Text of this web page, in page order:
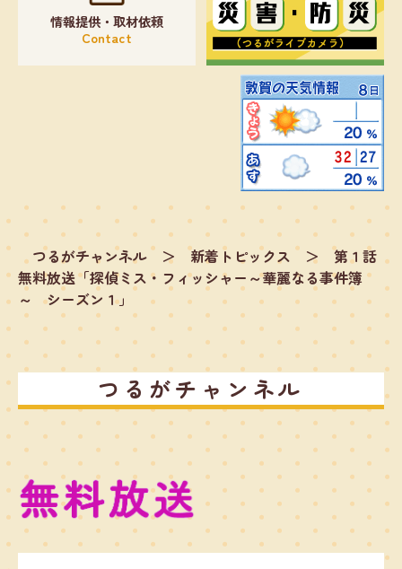
情報提供・取材依頼
Contact
つるがチャンネル ＞ 新着トピックス ＞
第１話
無料放送「探偵ミス・フィッシャー～華麗なる事件簿
～ シーズン１」
つるがチャンネル